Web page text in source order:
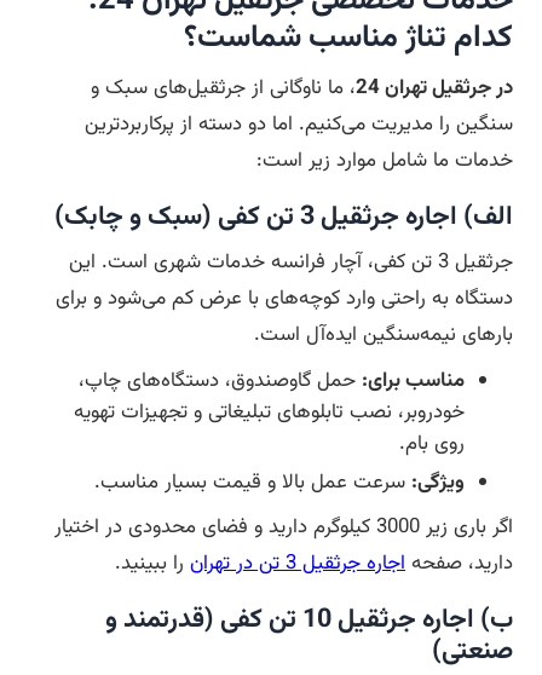
کدام تناژ مناسب شماست؟
در جرثقیل تهران 24
، ما ناوگانی از جرثقیل‌های سبک و
سنگین را مدیریت می‌کنیم. اما دو دسته از پرکاربردترین
خدمات ما شامل موارد زیر است:
الف) اجاره جرثقیل 3 تن کفی (سبک و چابک)
جرثقیل 3 تن کفی، آچار فرانسه خدمات شهری است. این
دستگاه به راحتی وارد کوچه‌های با عرض کم می‌شود و برای
بارهای نیمه‌سنگین ایده‌آل است.
مناسب برای: حمل گاوصندوق، دستگاه‌های چاپ،
خودروبر، نصب تابلوهای تبلیغاتی و تجهیزات تهویه
روی بام.
ویژگی: سرعت عمل بالا و قیمت بسیار مناسب.
اگر باری زیر 3000 کیلوگرم دارید و فضای محدودی در اختیار
دارید، صفحهاجاره جرثقیل 3 تن در تهران را ببینید.
ب) اجاره جرثقیل 10 تن کفی (قدرتمند و
صنعتی)